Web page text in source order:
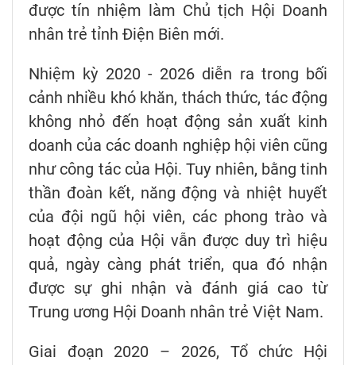
được tín nhiệm làm Chủ tịch Hội Doanh
nhân trẻ tỉnh Điện Biên mới.
Nhiệm kỳ 2020 - 2026 diễn ra trong bối
cảnh nhiều khó khăn, thách thức, tác động
không nhỏ đến hoạt động sản xuất kinh
doanh của các doanh nghiệp hội viên cũng
như công tác của Hội. Tuy nhiên, bằng tinh
thần đoàn kết, năng động và nhiệt huyết
của đội ngũ hội viên, các phong trào và
hoạt động của Hội vẫn được duy trì hiệu
quả, ngày càng phát triển, qua đó nhận
được sự ghi nhận và đánh giá cao từ
Trung ương Hội Doanh nhân trẻ Việt Nam.
Giai đoạn 2020 – 2026, Tổ chức Hội